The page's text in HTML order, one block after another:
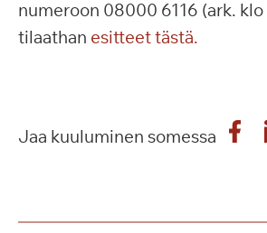
numeroon 08000 6116 (ark. klo
tilaathan esitteet tästä.
Jaa kuuluminen somessa